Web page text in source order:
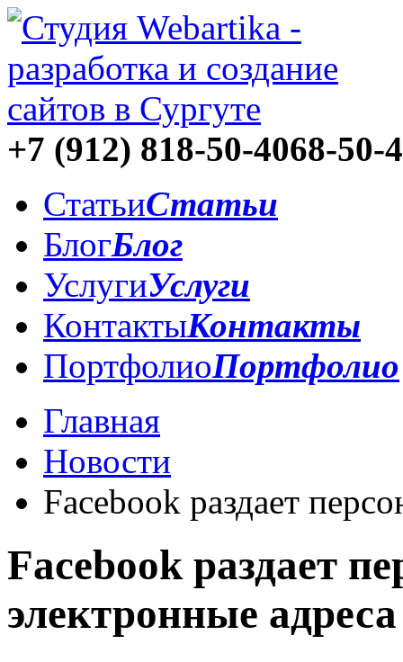
+7 (912) 818-50-4068-50-
СтатьиСтатьи
БлогБлог
УслугиУслуги
КонтактыКонтакты
ПортфолиоПортфолио
Главная
Новости
Facebook раздает
Facebook раздает
электронные адреса